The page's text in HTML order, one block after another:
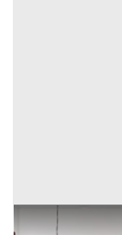
Arredamento